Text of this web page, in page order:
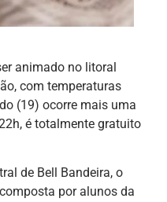
animado no litoral
com temperaturas
(19) ocorre mais uma
é totalmente gratuito
de Bell Bandeira, o
por alunos da